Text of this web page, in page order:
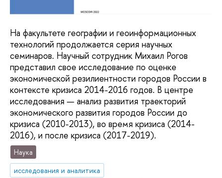
На факультете географии и геоинформационных
технологий продолжается серия научных
семинаров. Научный сотрудник Михаил Рогов
представил свое исследование по оценке
экономической резилиентности городов России в
контексте кризиса 2014-2016 годов. В центре
исследования — анализ развития траекторий
экономического развития городов России до
кризиса (2010-2013), во время кризиса (2014-
2016), и после кризиса (2017-2019).
Наука
исследования и аналитика